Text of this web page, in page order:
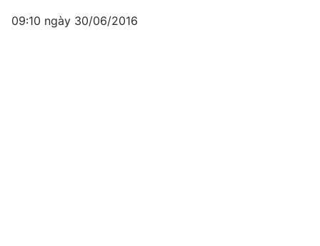
09:10 ngày 30/06/2016